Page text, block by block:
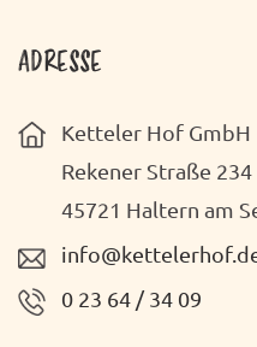
-
N
A
I
G
ADRESSE
Ketteler Hof GmbH
Rekener Straße 234
45721 Haltern am
0 23 64 / 34 09